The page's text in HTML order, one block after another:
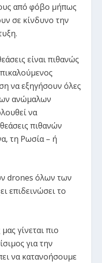
από φόβο μήπως
σε κίνδυνο την
είναι πιθανώς
να εξηγήσουν όλες
ανώμαλων
να
πιθανών
τη Ρωσία – ή
drones όλων των
επιδεινώσει το
γίνεται πιο
για την
να κατανοήσουμε